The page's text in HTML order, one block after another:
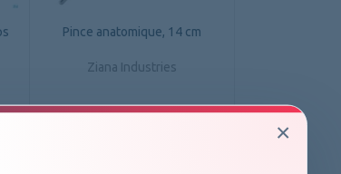
×
Pince anatomique, 14 cm
Ziana Industries